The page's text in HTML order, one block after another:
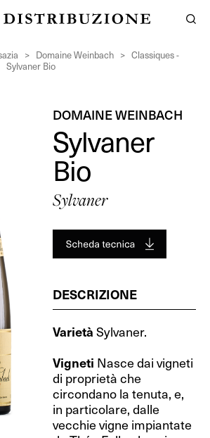
> Domaine Weinbach > Classiques -
Sylvaner Bio
DOMAINE WEINBACH
Sylvaner
Bio
Sylvaner
DESCRIZIONE
Varietà Sylvaner.
Vigneti Nasce dai vigneti
di proprietà che
circondano la tenuta, e,
in particolare, dalle
vecchie vigne impiantate